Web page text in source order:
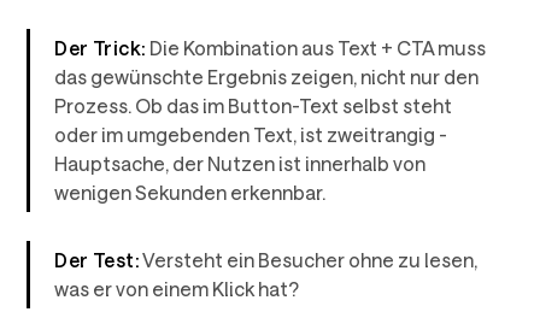
Der Trick: Die Kombination aus Text + CTA muss
das gewünschte Ergebnis zeigen, nicht nur den
Prozess. Ob das im Button-Text selbst steht
oder im umgebenden Text, ist zweitrangig -
Hauptsache, der Nutzen ist innerhalb von
wenigen Sekunden erkennbar.
Der Test:Versteht ein Besucher ohne zu lesen,
was er von einem Klick hat?